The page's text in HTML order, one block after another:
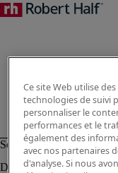
Ce site Web utilise
technologies de suivi
personnaliser le
performances et le
également des
avec nos partenaires
d'analyse. Si nous